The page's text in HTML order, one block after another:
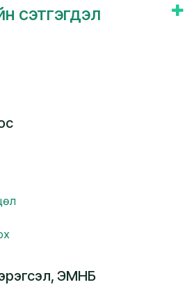
сэтгэгдэл
ЭМНБ